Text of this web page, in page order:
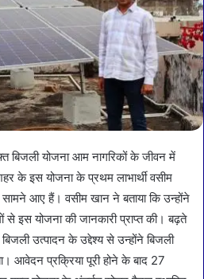
बिजली योजना आम नागरिकों के जीवन में
के इस योजना के प्रथम लाभार्थी वसीम
आए हैं। वसीम खान ने बताया कि उन्होंने
से इस योजना की जानकारी प्राप्त की। बढ़ते
उत्पादन के उद्देश्य से उन्होंने बिजली
आवेदन प्रक्रिया पूरी होने के बाद 27